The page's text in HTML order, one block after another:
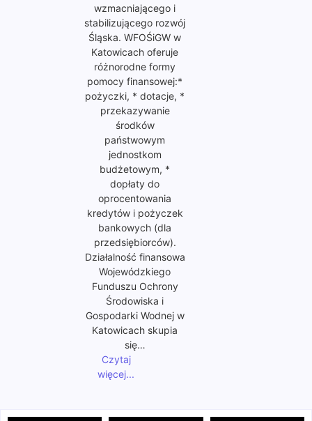
wzmacniającego i
stabilizującego rozwój
Śląska. WFOŚiGW w
Katowicach oferuje
różnorodne formy
pomocy finansowej:*
pożyczki, * dotacje, *
przekazywanie
środków
państwowym
jednostkom
budżetowym, *
dopłaty do
oprocentowania
kredytów i pożyczek
bankowych (dla
przedsiębiorców).
Działalność finansowa
Wojewódzkiego
Funduszu Ochrony
Środowiska i
Gospodarki Wodnej w
Katowicach skupia
się…
Czytaj
więcej...